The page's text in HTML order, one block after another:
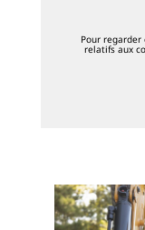
Pour
relatifs aux